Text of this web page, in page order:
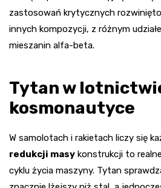
zastosowań krytycznych
innych kompozycji, z różnym
mieszanin alfa-beta.
Tytan w
kosmonautyce
W samolotach i rakietach liczy się
redukcji masy konstrukcji to
cyklu życia maszyny. Tytan